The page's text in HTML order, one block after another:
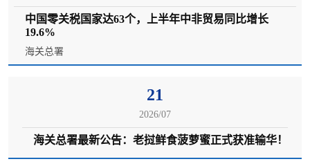
中国零关税国家达63个，上半年中非贸易同比增长
19.6%
海关总署
21
2026/07
海关总署最新公告：老挝鲜食菠萝蜜正式获准输华！